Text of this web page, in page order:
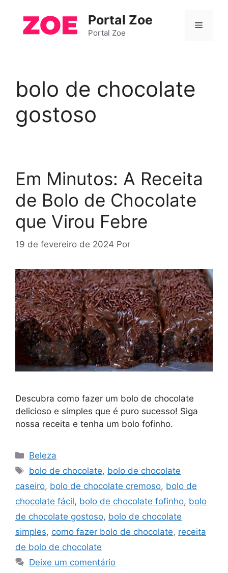
Portal Zoe
Portal Zoe
Menu
bolo de chocolate
gostoso
Em Minutos: A Receita
de Bolo de Chocolate
que Virou Febre
19 de fevereiro de 2024 Por
Descubra como fazer um bolo de chocolate
delicioso e simples que é puro sucesso! Siga
nossa receita e tenha um bolo fofinho.
Categorias
Beleza
Tags
bolo de chocolate, bolo de chocolate
caseiro, bolo de chocolate cremoso, bolo de
chocolate fácil, bolo de chocolate fofinho, bolo
de chocolate gostoso, bolo de chocolate
simples, como fazer bolo de chocolate, receita
de bolo de chocolate
Deixe um comentário